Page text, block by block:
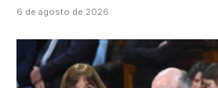
6 de agosto de 2026